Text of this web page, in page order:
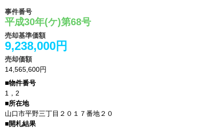
事件番号
平成30年(ケ)第68号
売却基準価額
9,238,000円
売却価額
14,565,600円
1，2
山口市平野三丁目２０１７番地２０